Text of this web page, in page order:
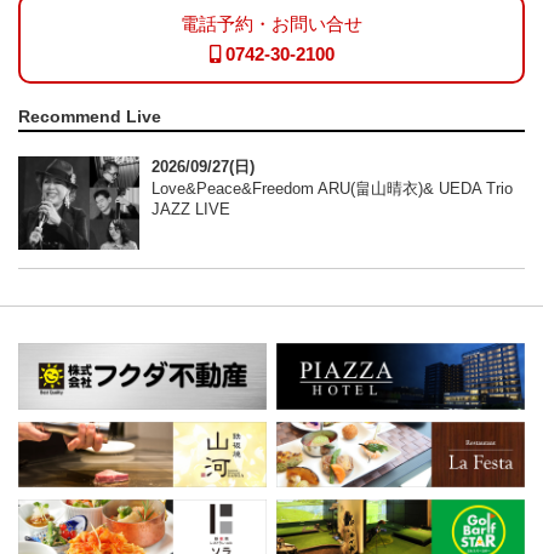
電話予約・お問い合せ
0742-30-2100
Recommend Live
2026/09/27(日)
Love&Peace&Freedom ARU(畠山晴衣)& UEDA Trio
JAZZ LIVE